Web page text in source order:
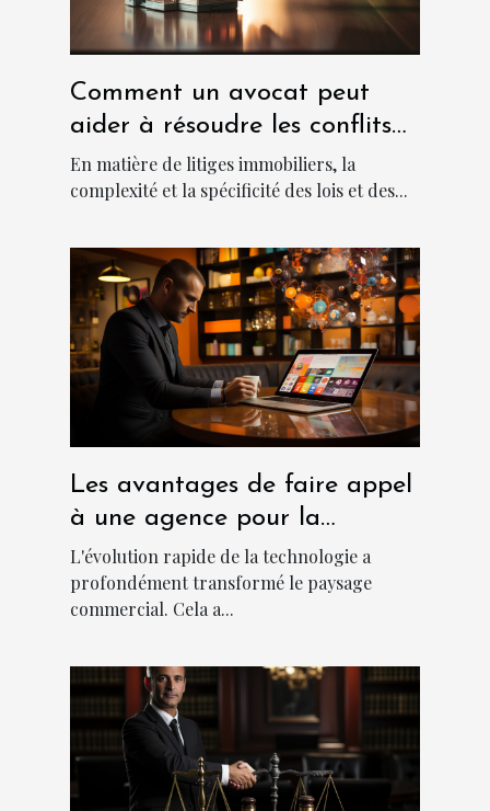
Comment un avocat peut
aider à résoudre les conflits
immobiliers
En matière de litiges immobiliers, la
complexité et la spécificité des lois et des...
Les avantages de faire appel
à une agence pour la
création d'applications
métiers sur mesure
L'évolution rapide de la technologie a
profondément transformé le paysage
commercial. Cela a...